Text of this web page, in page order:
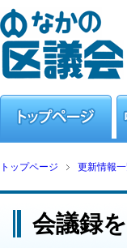
トップページ 更新情報
会議録